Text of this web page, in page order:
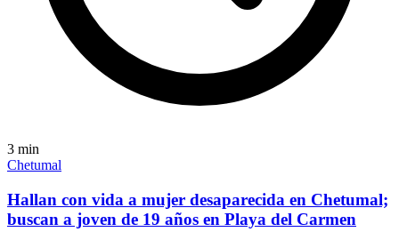
3 min
Chetumal
Hallan con vida a mujer desaparecida en Chetumal;
buscan a joven de 19 años en Playa del Carmen